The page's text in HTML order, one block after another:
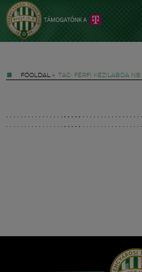
FŐOLDAL » TAG: FÉRFI KÉZILABDA NB I
Hírek